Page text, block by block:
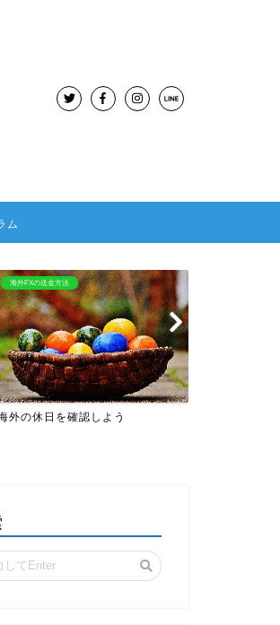
ム
BitMEX
はレバレッジ100倍